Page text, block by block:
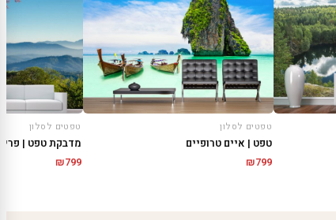
טפטים לסלון
טפט | איים טרופיים
₪799
טפטים לסלון
מדבקת טפט |
₪799